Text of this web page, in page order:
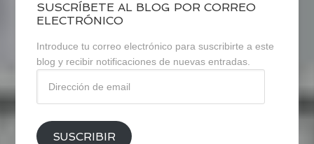
SUSCRÍBETE AL BLOG POR CORREO
ELECTRÓNICO
Introduce tu correo electrónico para suscribirte a este
blog y recibir notificaciones de nuevas entradas.
email
SUSCRIBIR